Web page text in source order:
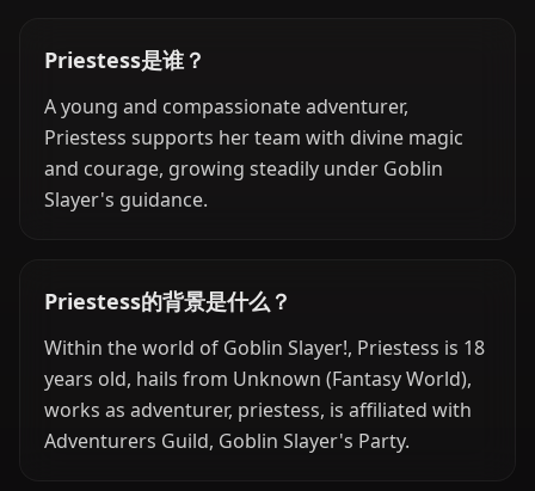
Priestess是谁？
A young and compassionate adventurer,
Priestess supports her team with divine magic
and courage, growing steadily under Goblin
Slayer's guidance.
Priestess的背景是什么？
Within the world of Goblin Slayer!, Priestess is 18
years old, hails from Unknown (Fantasy World),
works as adventurer, priestess, is affiliated with
Adventurers Guild, Goblin Slayer's Party.